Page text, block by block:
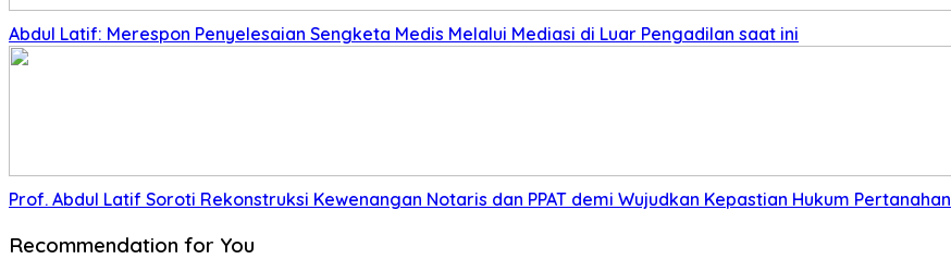
Abdul Latif: Merespon Penyelesaian Sengketa Medis Melalui Mediasi di Luar Pengadilan saat ini
Prof. Abdul Latif Soroti Rekonstruksi Kewenangan Notaris dan PPAT demi Wujudkan Kepastian Hukum Pertanahan
Recommendation for You